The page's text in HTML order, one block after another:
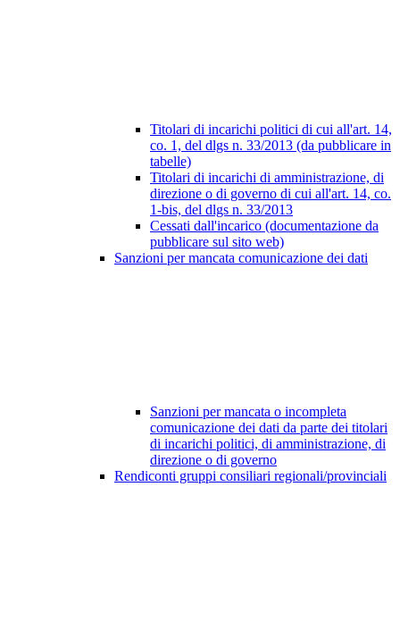
Titolari di incarichi politici di cui all'art. 14,
co. 1, del dlgs n. 33/2013 (da pubblicare in
tabelle)
Titolari di incarichi di amministrazione, di
direzione o di governo di cui all'art. 14, co.
1-bis, del dlgs n. 33/2013
Cessati dall'incarico (documentazione da
pubblicare sul sito web)
Sanzioni per mancata comunicazione dei dati
Sanzioni per mancata o incompleta
comunicazione dei dati da parte dei titolari
di incarichi politici, di amministrazione, di
direzione o di governo
Rendiconti gruppi consiliari regionali/provinciali